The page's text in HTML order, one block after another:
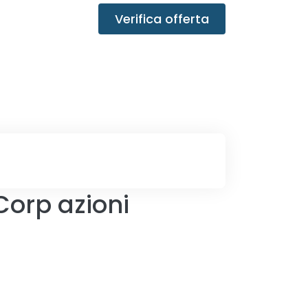
Verifica offerta
azioni